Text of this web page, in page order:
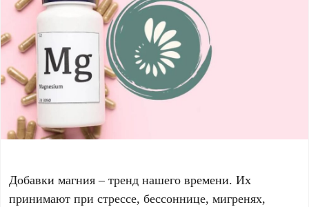
Добавки магния – тренд нашего времени. Их
принимают при стрессе, бессоннице, мигренях,